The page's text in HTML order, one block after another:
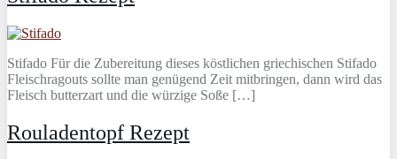
Stifado Für die Zubereitung dieses köstlichen griechischen Stifado
Fleischragouts sollte man genügend Zeit mitbringen, dann wird das
Fleisch butterzart und die würzige Soße […]
Rouladentopf Rezept